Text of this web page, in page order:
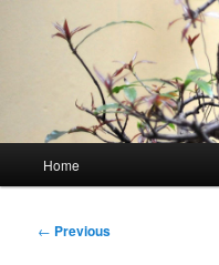
Home
Post
← Previous